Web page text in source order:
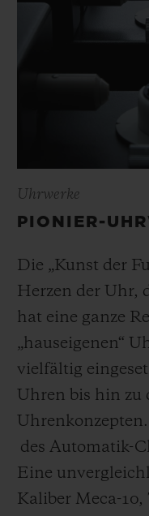
Uhrwerke
PIONIER-
Die „Kunst der
Herzen der Uhr,
hat eine ganze
„hauseigenen“
vielfältig
Uhren bis hin zu
des Automatik-
Eine
Kaliber Meca-